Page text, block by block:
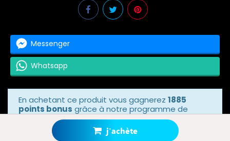
j'achète
Messenger
Whatsapp
En achetant ce produit vous gagnerez 1885
points bonus grâce à notre programme de
fidélité. Votre panier totalisera1885 points